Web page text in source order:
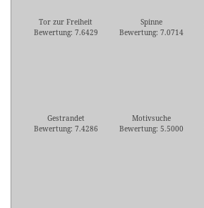
Tor zur Freiheit
Bewertung: 7.6429
Spinne
Bewertung: 7.0714
Gestrandet
Bewertung: 7.4286
Motivsuche
Bewertung: 5.5000